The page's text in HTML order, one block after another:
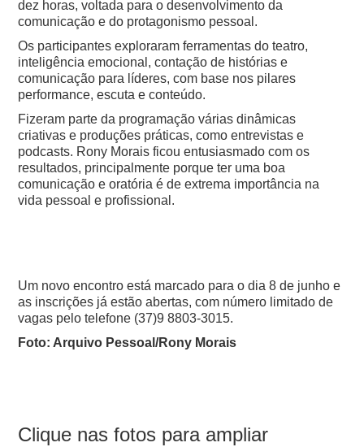
dez horas, voltada para o desenvolvimento da
comunicação e do protagonismo pessoal.
Os participantes exploraram ferramentas do teatro,
inteligência emocional, contação de histórias e
comunicação para líderes, com base nos pilares
performance, escuta e conteúdo.
Fizeram parte da programação várias dinâmicas
criativas e produções práticas, como entrevistas e
podcasts. Rony Morais ficou entusiasmado com os
resultados, principalmente porque ter uma boa
comunicação e oratória é de extrema importância na
vida pessoal e profissional.
Um novo encontro está marcado para o dia 8 de junho e
as inscrições já estão abertas, com número limitado de
vagas pelo telefone (37)9 8803-3015.
Foto: Arquivo Pessoal/Rony Morais
Clique nas fotos para ampliar